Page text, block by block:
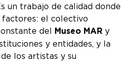
un trabajo de calidad donde
el colectivo
del Museo MAR y
y entidades, y la
los artistas y su